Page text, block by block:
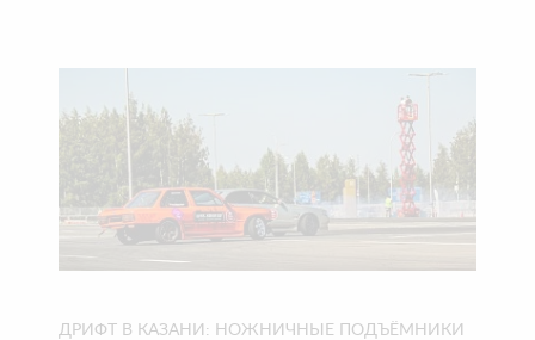
ДРИФТ В КАЗАНИ: НОЖНИЧНЫЕ ПОДЪЁМНИКИ